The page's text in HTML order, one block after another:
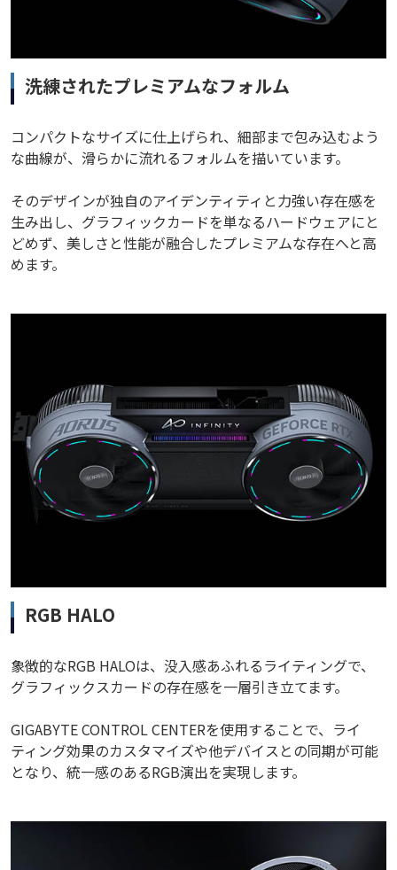
洗練されたプレミアムなフォルム
コンパクトなサイズに仕上げられ、細部まで包み込むよう
な曲線が、滑らかに流れるフォルムを描いています。
そのデザインが独自のアイデンティティと力強い存在感を
生み出し、グラフィックカードを単なるハードウェアにと
どめず、美しさと性能が融合したプレミアムな存在へと高
めます。
RGB HALO
象徴的なRGB HALOは、没入感あふれるライティングで、
グラフィックスカードの存在感を一層引き立てます。
GIGABYTE CONTROL CENTERを使用することで、ライ
ティング効果のカスタマイズや他デバイスとの同期が可能
となり、統一感のあるRGB演出を実現します。